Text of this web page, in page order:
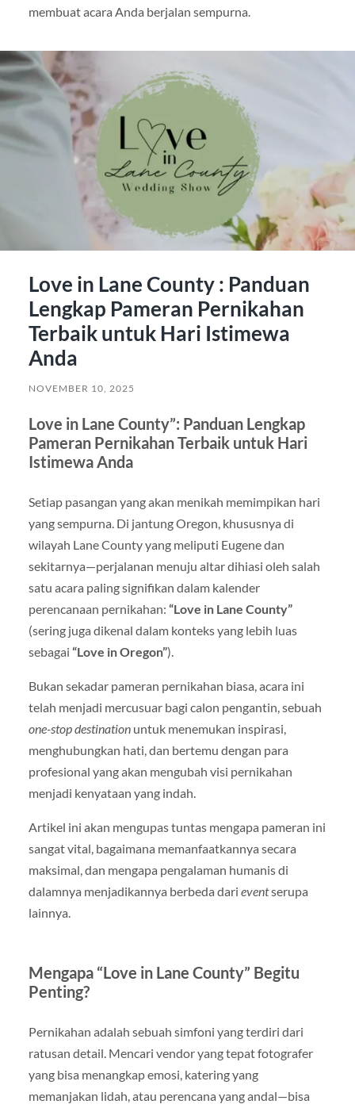
membuat acara Anda berjalan sempurna.
Love in Lane County : Panduan
Lengkap Pameran Pernikahan
Terbaik untuk Hari Istimewa
Anda
NOVEMBER 10, 2025
Love in Lane County”: Panduan Lengkap
Pameran Pernikahan Terbaik untuk Hari
Istimewa Anda
Setiap pasangan yang akan menikah memimpikan hari
yang sempurna. Di jantung Oregon, khususnya di
wilayah Lane County yang meliputi Eugene dan
sekitarnya—perjalanan menuju altar dihiasi oleh salah
satu acara paling signifikan dalam kalender
perencanaan pernikahan: “Love in Lane County”
(sering juga dikenal dalam konteks yang lebih luas
sebagai “Love in Oregon”).
Bukan sekadar pameran pernikahan biasa, acara ini
telah menjadi mercusuar bagi calon pengantin, sebuah
one-stop destinationuntuk menemukan inspirasi,
menghubungkan hati, dan bertemu dengan para
profesional yang akan mengubah visi pernikahan
menjadi kenyataan yang indah.
Artikel ini akan mengupas tuntas mengapa pameran ini
sangat vital, bagaimana memanfaatkannya secara
maksimal, dan mengapa pengalaman humanis di
dalamnya menjadikannya berbeda dari eventserupa
lainnya.
Mengapa “Love in Lane County” Begitu
Penting?
Pernikahan adalah sebuah simfoni yang terdiri dari
ratusan detail. Mencari vendor yang tepat fotografer
yang bisa menangkap emosi, katering yang
memanjakan lidah, atau perencana yang andal—bisa